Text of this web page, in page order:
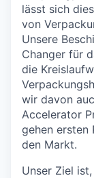
lässt sich
von
Unsere
Changer für
die
wir davon
Accelerator
gehen ersten
den Markt.
Unser Ziel